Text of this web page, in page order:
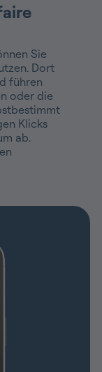
Sie
Dort
führen
oder die
Klicks
ab.